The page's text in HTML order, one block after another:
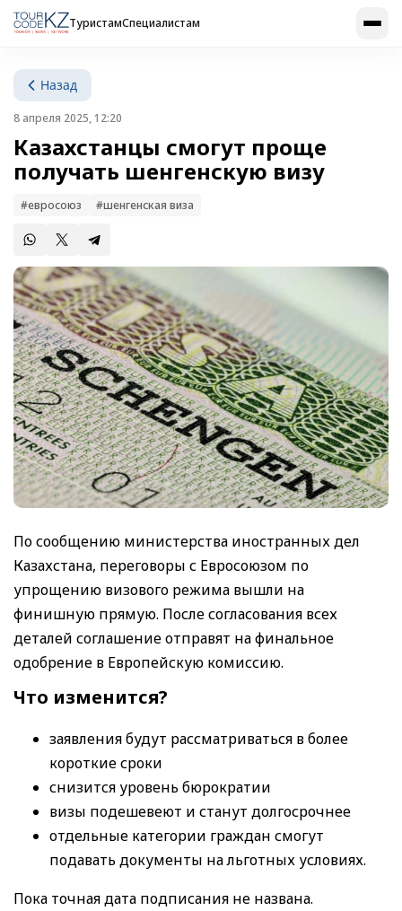
ТуристамСпециалистам
Назад
8 апреля 2025, 12:20
Казахстанцы смогут проще
получать шенгенскую визу
#евросоюз #шенгенская виза
По сообщению министерства иностранных дел
Казахстана, переговоры с Евросоюзом по
упрощению визового режима вышли на
финишную прямую. После согласования всех
деталей соглашение отправят на финальное
одобрение в Европейскую комиссию.
Что изменится?
заявления будут рассматриваться в более
короткие сроки
снизится уровень бюрократии
визы подешевеют и станут долгосрочнее
отдельные категории граждан смогут
подавать документы на льготных условиях.
Пока точная дата подписания не названа.